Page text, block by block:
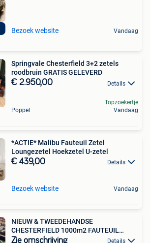
Bezoek website Vandaag
Springvale Chesterfield 3+2 zetels
roodbruin GRATIS GELEVERD
€ 2.950,00 Details
Poppel
Topzoekertje
Vandaag
*ACTIE* Malibu Fauteuil Zetel
Loungezetel Hoekzetel U-zetel
€ 439,00 Details
Bezoek website Vandaag
NIEUW & TWEEDEHANDSE
CHESTERFIELD 1000m2 FAUTEUIL
BANK STOEL
Zie omschrijving Details